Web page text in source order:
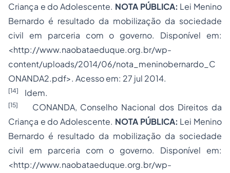
Criança e do Adolescente. NOTA PÚBLICA: Lei Menino
Bernardo é resultado da mobilização da sociedade
civil em parceria com o governo. Disponível em:
<http://www.naobataeduque.org.br/wp-
content/uploads/2014/06/nota_meninobernardo_C
ONANDA2.pdf>. Acesso em: 27 jul 2014.
[14] Idem.
[15]
CONANDA, Conselho Nacional dos Direitos da
Criança e do Adolescente. NOTA PÚBLICA: Lei Menino
Bernardo é resultado da mobilização da sociedade
civil em parceria com o governo. Disponível em:
<http://www.naobataeduque.org.br/wp-